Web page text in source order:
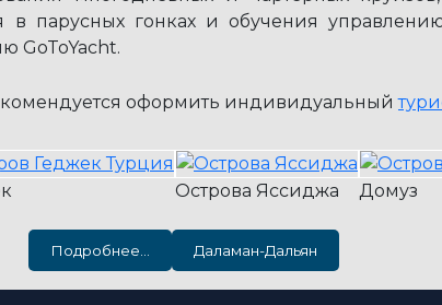
в парусных гонках и обучения
GoToYacht.
оформить индивидуальный
Острова Яссиджа Домуз
Подробнее… Даламан-Дальян